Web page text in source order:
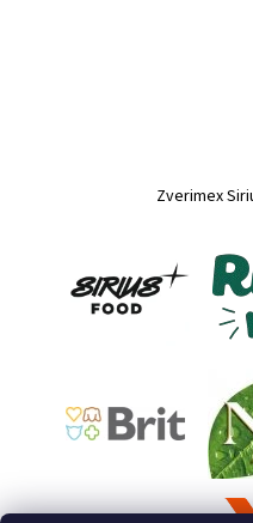
Zverimex